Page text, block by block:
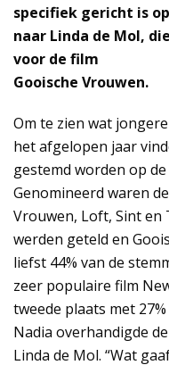
specifiek gericht is
naar Linda de Mol,
voor de film
Gooische Vrouwen.
Om te zien wat
het afgelopen jaar
gestemd worden op de
Genomineerd waren
Vrouwen, Loft, Sint en
werden geteld en
liefst 44% van de
zeer populaire film
tweede plaats met
Nadia overhandigde
Linda de Mol. “Wat